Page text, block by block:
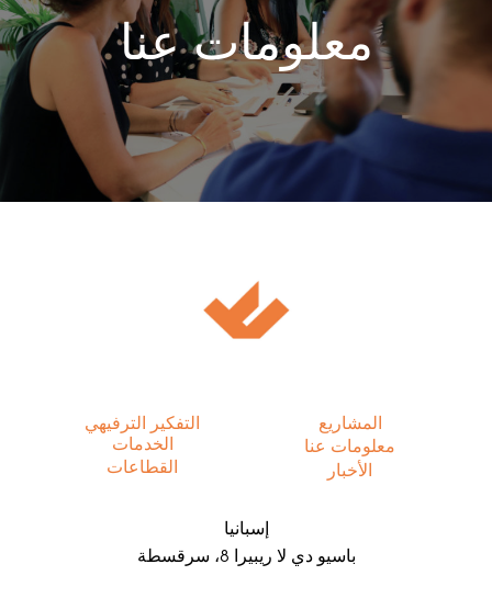
معلومات عنا
التفكير الترفيهي
الخدمات
القطاعات
المشاريع
معلومات عنا
الأخبار
إسبانيا
باسيو دي لا ريبيرا 8، سرقسطة